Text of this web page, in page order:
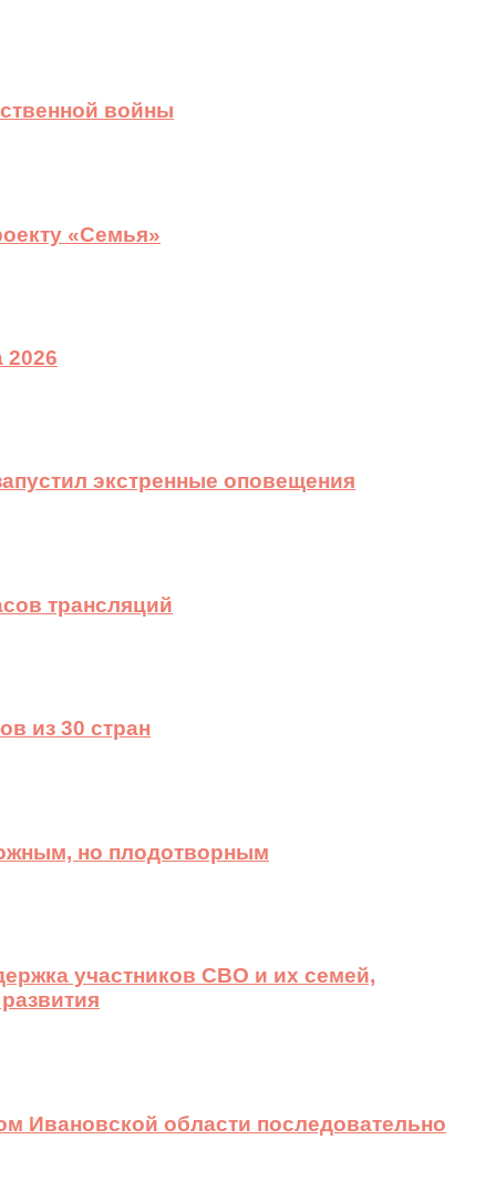
войны
«Семья»
2026
экстренные оповещения
трансляций
из 30 стран
но плодотворным
участников СВО и их семей,
Ивановской области последовательно